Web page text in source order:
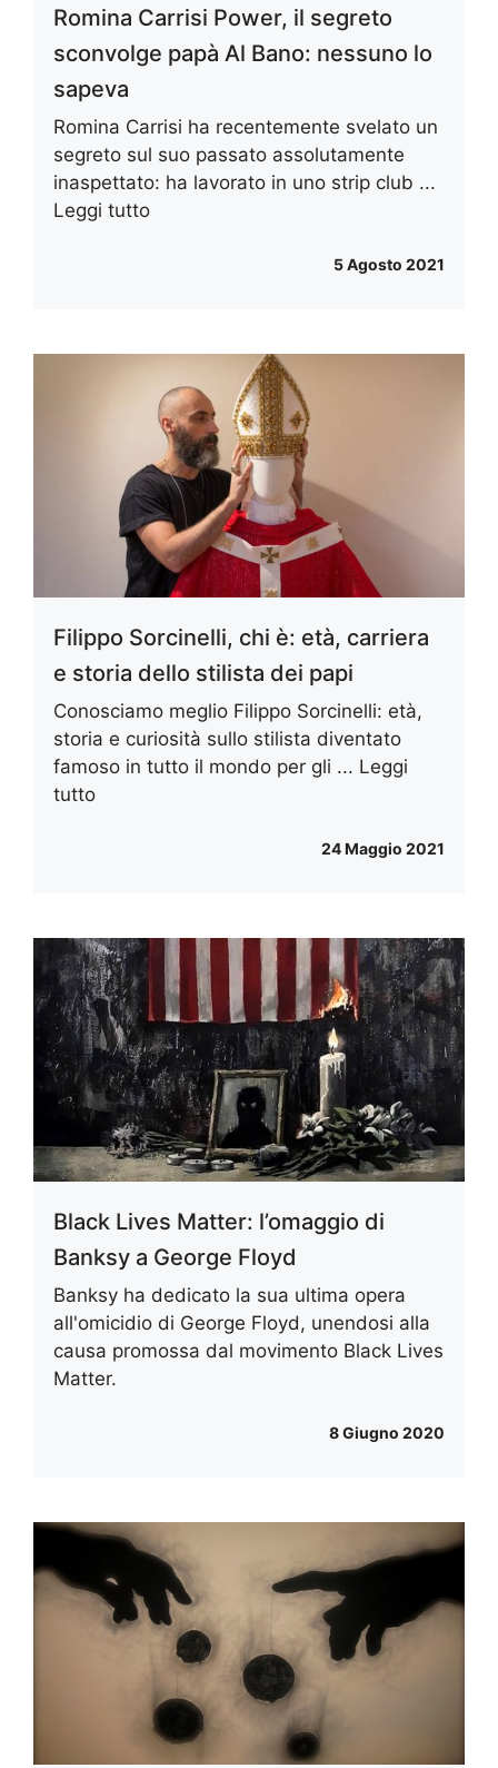
Romina Carrisi Power, il segreto
sconvolge papà Al Bano: nessuno lo
sapeva
Romina Carrisi ha recentemente svelato un
segreto sul suo passato assolutamente
inaspettato: ha lavorato in uno strip club ...
Leggi tutto
5 Agosto 2021
Filippo Sorcinelli, chi è: età, carriera
e storia dello stilista dei papi
Conosciamo meglio Filippo Sorcinelli: età,
storia e curiosità sullo stilista diventato
famoso in tutto il mondo per gli ... Leggi
tutto
24 Maggio 2021
Black Lives Matter: l’omaggio di
Banksy a George Floyd
Banksy ha dedicato la sua ultima opera
all'omicidio di George Floyd, unendosi alla
causa promossa dal movimento Black Lives
Matter.
8 Giugno 2020